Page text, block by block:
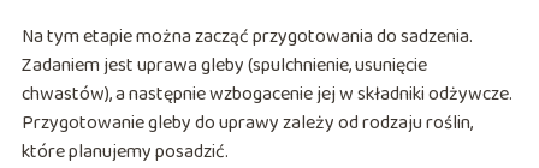
Na tym etapie można zacząć przygotowania do sadzenia.
Zadaniem jest uprawa gleby (spulchnienie, usunięcie
chwastów), a następnie wzbogacenie jej w składniki odżywcze.
Przygotowanie gleby do uprawy zależy od rodzaju roślin,
które planujemy posadzić.